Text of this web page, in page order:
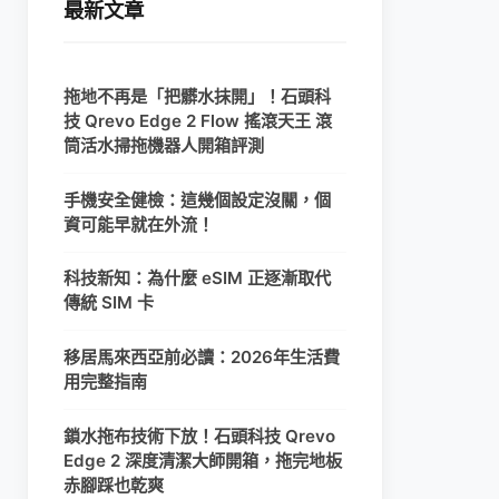
最新文章
拖地不再是「把髒水抹開」！石頭科
技 Qrevo Edge 2 Flow 搖滾天王 滾
筒活水掃拖機器人開箱評測
手機安全健檢：這幾個設定沒關，個
資可能早就在外流！
科技新知：為什麼 eSIM 正逐漸取代
傳統 SIM 卡
移居馬來西亞前必讀：2026年生活費
用完整指南
鎖水拖布技術下放！石頭科技 Qrevo
Edge 2 深度清潔大師開箱，拖完地板
赤腳踩也乾爽